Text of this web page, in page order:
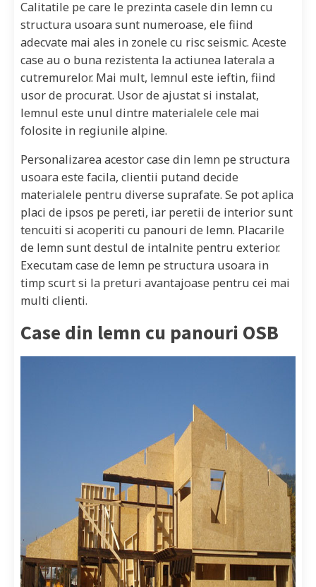
Calitatile pe care le prezinta casele din lemn cu
structura usoara sunt numeroase, ele fiind
adecvate mai ales in zonele cu risc seismic. Aceste
case au o buna rezistenta la actiunea laterala a
cutremurelor. Mai mult, lemnul este ieftin, fiind
usor de procurat. Usor de ajustat si instalat,
lemnul este unul dintre materialele cele mai
folosite in regiunile alpine.
Personalizarea acestor case din lemn pe structura
usoara este facila, clientii putand decide
materialele pentru diverse suprafate. Se pot aplica
placi de ipsos pe pereti, iar peretii de interior sunt
tencuiti si acoperiti cu panouri de lemn. Placarile
de lemn sunt destul de intalnite pentru exterior.
Executam case de lemn pe structura usoara in
timp scurt si la preturi avantajoase pentru cei mai
multi clienti.
Case din lemn cu panouri OSB